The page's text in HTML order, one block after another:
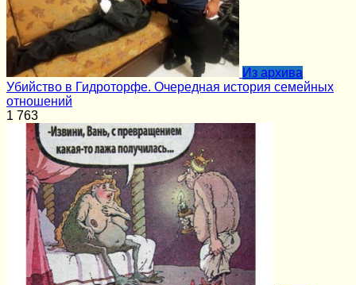
Из архива
Убийство в Гидроторфе. Очередная история семейных
отношений
1 763